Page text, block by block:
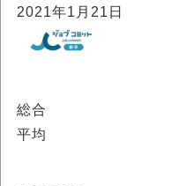
2021年1月21日
総合
平均